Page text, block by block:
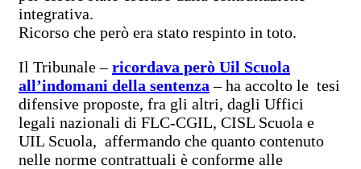
integrativa.
Ricorso che però era stato respinto in toto.
Il Tribunale –ricordava però Uil Scuola
all’indomani della sentenza – ha accolto le tesi
difensive proposte, fra gli altri, dagli Uffici
legali nazionali di FLC-CGIL, CISL Scuola e
UIL Scuola, affermando che quanto contenuto
nelle norme contrattuali è conforme alle